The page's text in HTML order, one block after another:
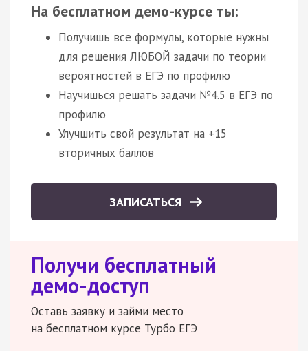
На бесплатном демо-курсе ты:
Получишь все формулы, которые нужны
для решения ЛЮБОЙ задачи по теории
вероятностей в ЕГЭ по профилю
Научишься решать задачи №4.5 в ЕГЭ по
профилю
Улучшить свой результат на +15
вторичных баллов
ЗАПИСАТЬСЯ
Получи бесплатный
демо-доступ
Оставь заявку и займи место
на бесплатном курсе Турбо ЕГЭ